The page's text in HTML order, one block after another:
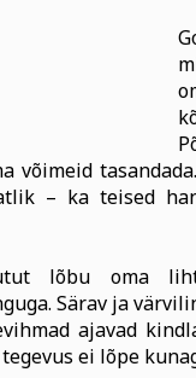
võimeid
– ka teised
lõbu oma
Särav ja
ajavad
ei lõpe